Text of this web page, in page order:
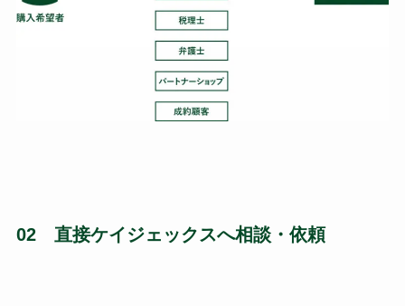
02 直接ケイジェックスへ相談・依頼